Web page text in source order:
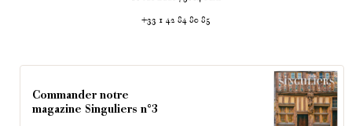
+33 1 42 84 80 85
Commander notre
magazine Singuliers n°3